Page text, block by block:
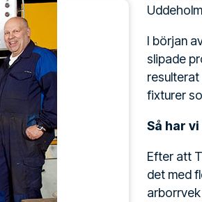
I början
slipade
fixturer
Så har
Efter att
det med